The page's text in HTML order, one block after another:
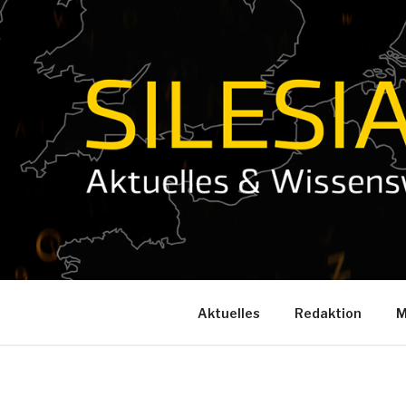
Zum
Inhalt
springen
Aktuelles Redaktion